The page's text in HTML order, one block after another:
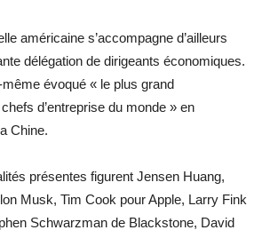
américaine s’accompagne d’ailleurs
délégation de dirigeants économiques.
évoqué « le plus grand
d’entreprise du monde » en
Chine.
présentes figurent Jensen Huang,
Musk, Tim Cook pour Apple, Larry Fink
Schwarzman de Blackstone, David